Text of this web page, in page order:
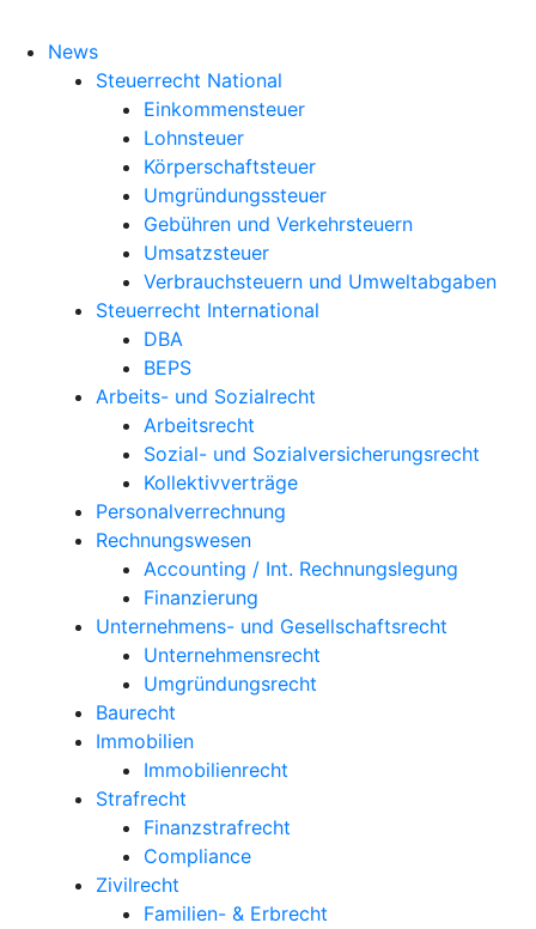
News
Steuerrecht National
Einkommensteuer
Lohnsteuer
Körperschaftsteuer
Umgründungssteuer
Gebühren und Verkehrsteuern
Umsatzsteuer
Verbrauchsteuern und Umweltabgaben
Steuerrecht International
DBA
BEPS
Arbeits- und Sozialrecht
Arbeitsrecht
Sozial- und Sozialversicherungsrecht
Kollektivverträge
Personalverrechnung
Rechnungswesen
Accounting / Int. Rechnungslegung
Finanzierung
Unternehmens- und Gesellschaftsrecht
Unternehmensrecht
Umgründungsrecht
Baurecht
Immobilien
Immobilienrecht
Strafrecht
Finanzstrafrecht
Compliance
Zivilrecht
Familien- & Erbrecht